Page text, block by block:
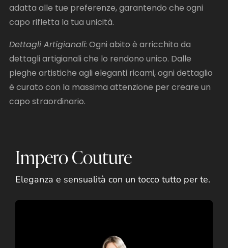
adatta alle tue preferenze, garantendo che ogni
capo rifletta la tua unicità.
Dettagli Artigianali: Ogni abito è arricchito da
dettagli artigianali che lo rendono unico. Dalle
pieghe artistiche agli eleganti ricami, ogni dettaglio
è curato con la massima attenzione per creare un
capo straordinario.
Impero Couture
Eleganza e sensualità con un tocco tutto per te.